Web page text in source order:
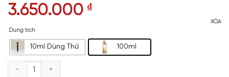
3.650.000 ₫
Dung tích
10ml Dùng Thử 100ml
XÓA
Loewe Aura Pink Magnolia EDP số lượng